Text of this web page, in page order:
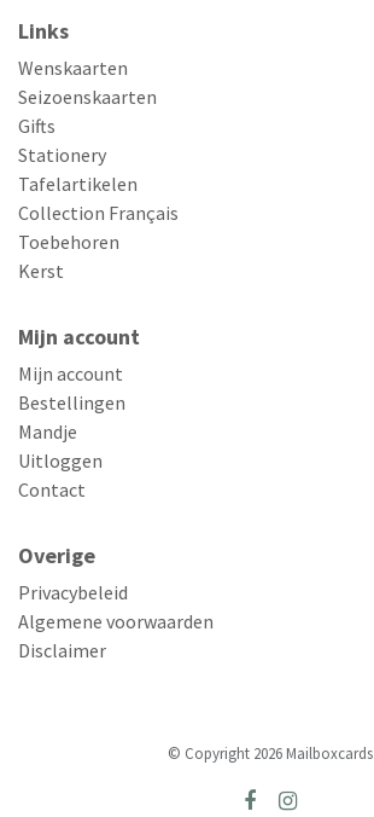
Links
Wenskaarten
Seizoenskaarten
Gifts
Stationery
Tafelartikelen
Collection Français
Toebehoren
Kerst
Mijn account
Mijn account
Bestellingen
Mandje
Uitloggen
Contact
Overige
Privacybeleid
Algemene voorwaarden
Disclaimer
© Copyright 2026 Mailboxcards